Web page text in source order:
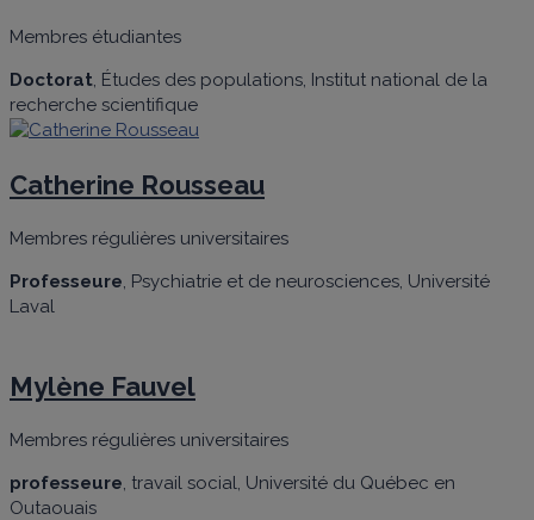
Membres étudiantes
Doctorat , Études des populations, Institut national de la
recherche scientifique
Catherine Rousseau
Membres régulières universitaires
Professeure , Psychiatrie et de neurosciences, Université
Laval
Mylène Fauvel
Membres régulières universitaires
professeure , travail social, Université du Québec en
Outaouais